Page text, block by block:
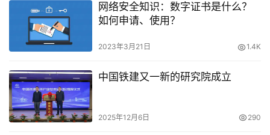
网络安全知识：数字证书是什么？
如何申请、使用？
2023年3月21日 1.4K
中国铁建又一新的研究院成立
2025年12月6日 290